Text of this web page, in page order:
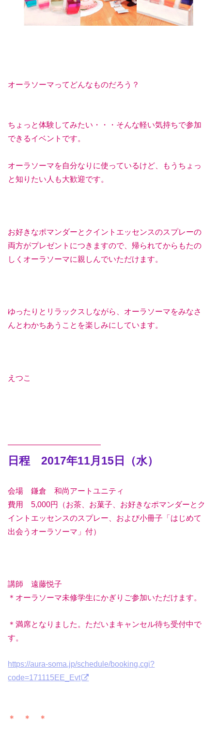
オーラソーマってどんなものだろう？
ちょっと体験してみたい・・・そんな軽い気持ちで参加
できるイベントです。
オーラソーマを自分なりに使っているけど、もうちょっ
と知りたい人も大歓迎です。
お好きなポマンダーとクイントエッセンスのスプレーの
両方がプレゼントにつきますので、帰られてからもたの
しくオーラソーマに親しんでいただけます。
ゆったりとリラックスしながら、オーラソーマをみなさ
んとわかちあうことを楽しみにしています。
えつこ
————————————
日程 2017年11月15日（水）
会場 鎌倉 和尚アートユニティ
費用 5,000円（お茶、お菓子、お好きなポマンダーとク
イントエッセンスのスプレー、および小冊子「はじめて
出会うオーラソーマ」付）
講師 遠藤悦子
＊オーラソーマ未修学生にかぎりご参加いただけます。
＊満席となりました。ただいまキャンセル待ち受付中で
す。
https://aura-soma.jp/schedule/booking.cgi?
code=171115EE_Evt
＊ ＊ ＊